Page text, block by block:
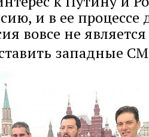
и в ее процессе
вовсе не
западные